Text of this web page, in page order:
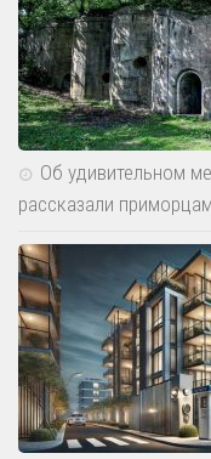
Об удивительном
рассказали приморцам